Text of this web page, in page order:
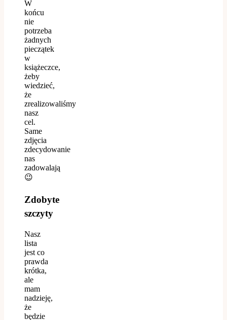
W
końcu
nie
potrzeba
żadnych
pieczątek
w
książeczce,
żeby
wiedzieć,
że
zrealizowaliśmy
nasz
cel.
Same
zdjęcia
zdecydowanie
nas
zadowalają
😉
Zdobyte
szczyty
Nasz
lista
jest co
prawda
krótka,
ale
mam
nadzieję,
że
będzie